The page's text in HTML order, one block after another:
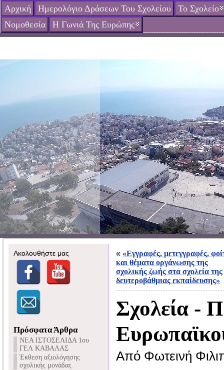
Αρχική Ημερολόγιο Δράσεων Του Σχολείου
Το Σχολείο
Νομοθεσία
Η Γωνιά Της Ευρώπης
Ακολουθήστε μας
Πρόσφατα Άρθρα
NEA ΙΣΤΟΣΕΛΙΔΑ 1ου
ΓΕΛ ΚΑΒΑΛΑΣ
Έκθεση αξιολόγησης
σχολικής μονάδας
« «Εγγραφές, μετεγγραφές,
και θέματα οργάνωσης της
σχολικής ζωής στα σχολεία της
δευτεροβάθμιας εκπαίδευσης»
Σχολεία -
Από Φωτεινή